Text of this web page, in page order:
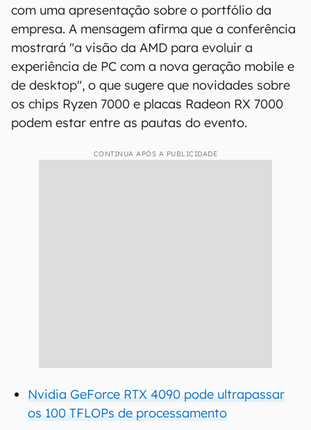
com uma apresentação sobre o portfólio da
empresa. A mensagem afirma que a conferência
mostrará "a visão da AMD para evoluir a
experiência de PC com a nova geração mobile e
de desktop", o que sugere que novidades sobre
os chips Ryzen 7000 e placas Radeon RX 7000
podem estar entre as pautas do evento.
CONTINUA APÓS A PUBLICIDADE
Nvidia GeForce RTX 4090 pode ultrapassar
os 100 TFLOPs de processamento